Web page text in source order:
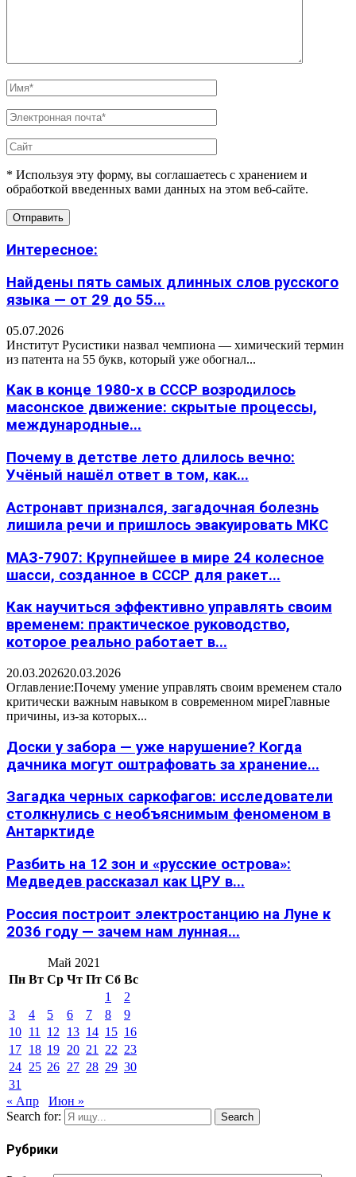
* Используя эту форму, вы соглашаетесь с хранением и
обработкой введенных вами данных на этом веб-сайте.
Интересное:
Найдены пять самых длинных слов русского
языка — от 29 до 55...
05.07.2026
Институт Русистики назвал чемпиона — химический термин
из патента на 55 букв, который уже обогнал...
Как в конце 1980-х в СССР возродилось
масонское движение: скрытые процессы,
международные...
Почему в детстве лето длилось вечно:
Учёный нашёл ответ в том, как...
Астронавт признался, загадочная болезнь
лишила речи и пришлось эвакуировать МКС
МАЗ-7907: Крупнейшее в мире 24 колесное
шасси, созданное в СССР для ракет...
Как научиться эффективно управлять своим
временем: практическое руководство,
которое реально работает в...
20.03.202620.03.2026
Оглавление:Почему умение управлять своим временем стало
критически важным навыком в современном миреГлавные
причины, из-за которых...
Доски у забора — уже нарушение? Когда
дачника могут оштрафовать за хранение...
Загадка черных саркофагов: исследователи
столкнулись с необъяснимым феноменом в
Антарктиде
Разбить на 12 зон и «русские острова»:
Медведев рассказал как ЦРУ в...
Россия построит электростанцию на Луне к
2036 году — зачем нам лунная...
Май 2021
Пн Вт Ср Чт Пт Сб Вс
1
2
3
4 5 6 7 8
9
10 11 12 13 14 15 16
17 18 19 20 21 22 23
24 25 26 27 28 29 30
31
« Апр
Июн »
Search for:
Search
Рубрики